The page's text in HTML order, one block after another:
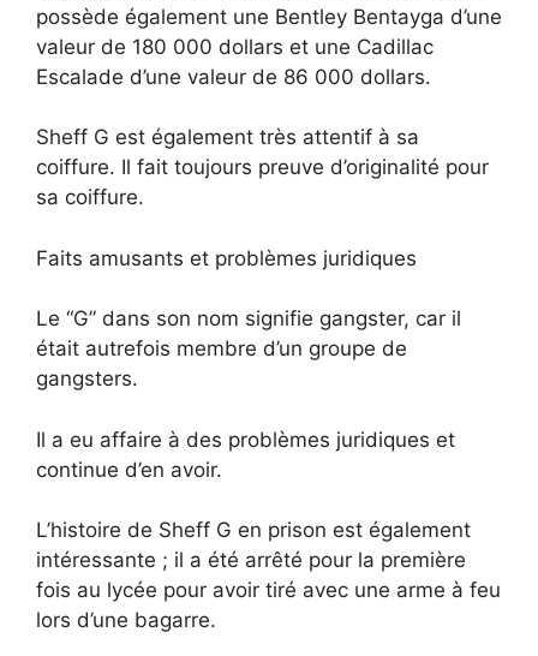
possède également une Bentley Bentayga d’une
valeur de 180 000 dollars et une Cadillac
Escalade d’une valeur de 86 000 dollars.
Sheff G est également très attentif à sa
coiffure. Il fait toujours preuve d’originalité pour
sa coiffure.
Faits amusants et problèmes juridiques
Le “G” dans son nom signifie gangster, car il
était autrefois membre d’un groupe de
gangsters.
Il a eu affaire à des problèmes juridiques et
continue d’en avoir.
L’histoire de Sheff G en prison est également
intéressante ; il a été arrêté pour la première
fois au lycée pour avoir tiré avec une arme à feu
lors d’une bagarre.